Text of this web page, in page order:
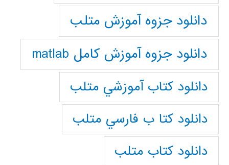
دانلود جزوه آموزش متلب
دانلود جزوه آموزش کامل matlab
دانلود كتاب آموزشي متلب
دانلود كتا ب فارسي متلب
دانلود كتاب متلب